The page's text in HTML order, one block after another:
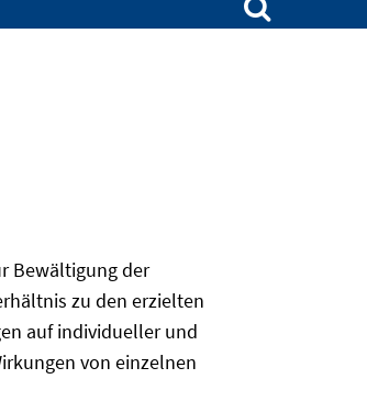
Bewältigung der
zu den erzielten
auf individueller und
von einzelnen